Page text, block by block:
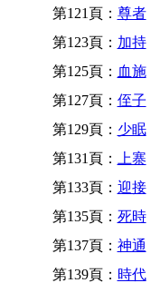
第121頁： 尊者
第123頁： 加持
第125頁： 血施
第127頁： 侄子
第129頁： 少眠
第131頁：
上寨
第133頁： 迎接
第135頁： 死時
第137頁： 神通
第139頁： 時代